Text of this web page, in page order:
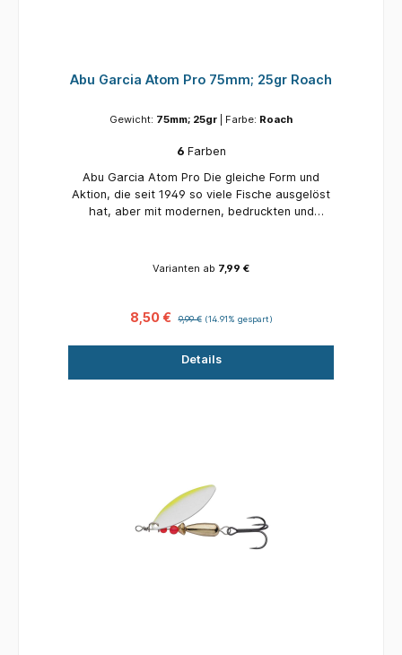
Abu Garcia Atom Pro 75mm; 25gr Roach
Gewicht: 75mm; 25gr | Farbe: Roach
6 Farben
Abu Garcia Atom Pro Die gleiche Form und
Aktion, die seit 1949 so viele Fische ausgelöst
hat, aber mit modernen, bedruckten und
Farbmustern, die kein Fisch von einem echten
Fischfänger! Klassische Form und Aktion
der Lieblingsköderfische Perfekt zum Werfen
und Schleppen
Varianten ab 7,99 €
8,50 € 9,99 € (14.91% gespart)
Details